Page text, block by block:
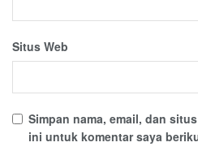
Situs Web
Simpan nama, email, dan
ini untuk komentar saya